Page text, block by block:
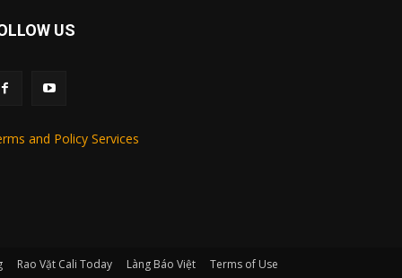
US
and Policy Services
Rao Vặt Cali Today Làng Báo Việt Terms of Use